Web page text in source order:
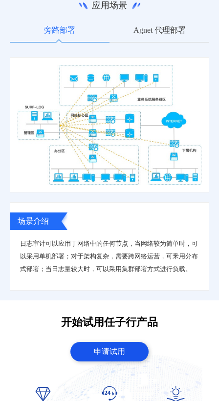
应用场景
旁路部署 Agnet 代理部署
场景介绍
日志审计可以应用于网络中的任何节点，当网络较为简单时，可
以采用单机部署；对于架构复杂，需要跨网络运营，可釆用分布
式部署；当日志量较大时，可以采用集群部署方式进行负载。
开始试用任子行产品
申请试用